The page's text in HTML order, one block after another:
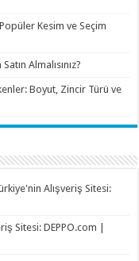
Popüler Kesim ve Seçim
Almalısınız?
Boyut, Zincir Türü ve
Alışveriş Sitesi:
Sitesi: DEPPO.com |